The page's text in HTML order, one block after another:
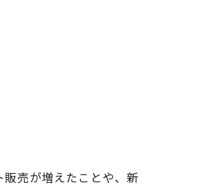
売が増えたことや、新